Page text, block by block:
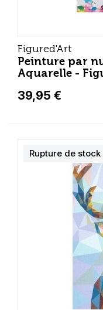
Figured'Art
Peinture par
Aquarelle -
39,95 €
Rupture de stock